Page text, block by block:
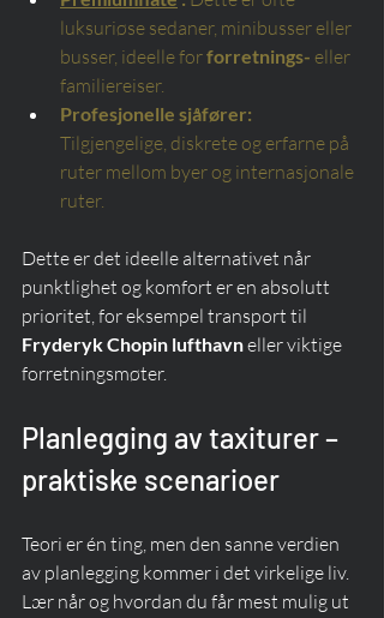
luksuriøse sedaner, minibusser eller
busser, ideelle forforretnings- eller
familiereiser.
Profesjonelle sjåfører:
Tilgjengelige, diskrete og erfarne på
ruter mellom byer og internasjonale
ruter.
Dette er det ideelle alternativet når
punktlighet og komfort er en absolutt
prioritet, for eksempel transport til
Fryderyk Chopin lufthavn eller viktige
forretningsmøter.
Planlegging av taxiturer –
praktiske scenarioer
Teori er én ting, men den sanne verdien
av planlegging kommer i det virkelige liv.
Lær når og hvordan du får mest mulig ut